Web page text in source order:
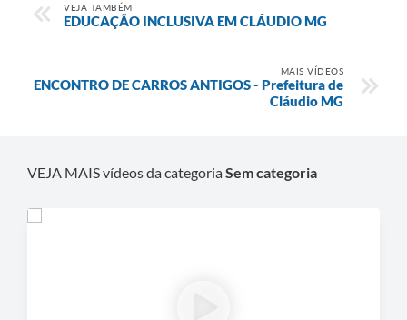
VEJA TAMBÉM
EDUCAÇÃO INCLUSIVA EM CLÁUDIO MG
MAIS VÍDEOS
ENCONTRO DE CARROS ANTIGOS - Prefeitura de
Cláudio MG
VEJA MAIS vídeos da categoriaSem categoria